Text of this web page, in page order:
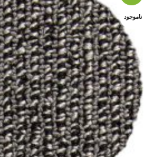
ناموجود